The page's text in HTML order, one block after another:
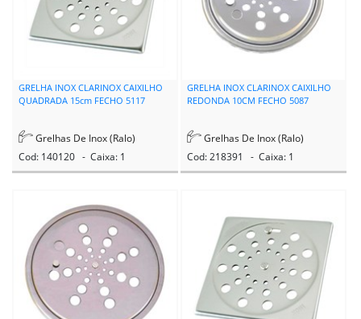
GRELHA INOX CLARINOX CAIXILHO
QUADRADA 15cm FECHO 5117
Grelhas De Inox (Ralo)
Cod: 140120 - Caixa: 1
GRELHA INOX CLARINOX CAIXILHO
REDONDA 10CM FECHO 5087
Grelhas De Inox (Ralo)
Cod: 218391 - Caixa: 1